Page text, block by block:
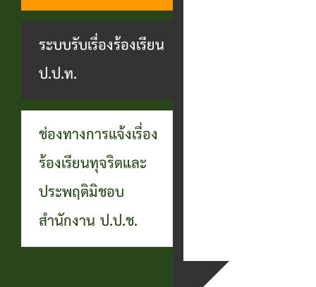
ระบบรับเรื่องร้องเรียน
ป.ป.ท.
ช่องทางการแจ้งเรื่อง
ร้องเรียนทุจริตและ
ประพฤติมิชอบ
สำนักงาน ป.ป.ช.